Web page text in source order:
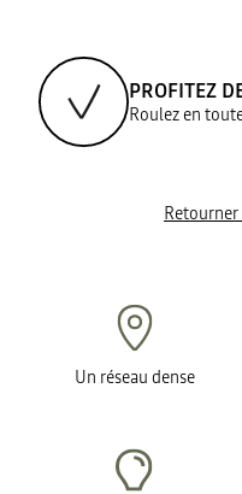
PROFITEZ
Roulez en
Un réseau dense